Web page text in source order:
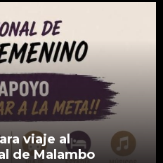
viaje al
de Malambo